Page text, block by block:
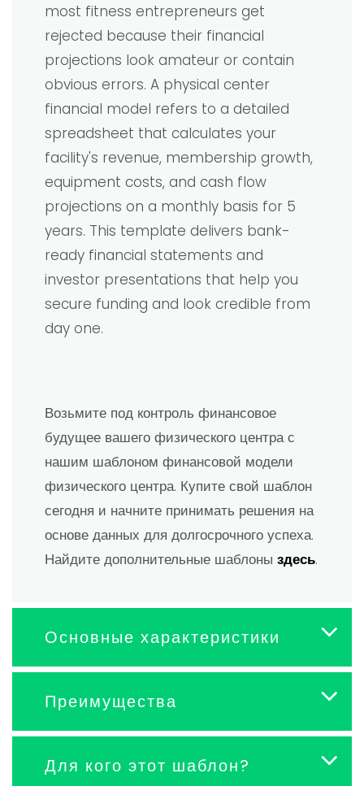
most fitness entrepreneurs get
rejected because their financial
projections look amateur or contain
obvious errors. A physical center
financial model refers to a detailed
spreadsheet that calculates your
facility's revenue, membership growth,
equipment costs, and cash flow
projections on a monthly basis for 5
years. This template delivers bank-
ready financial statements and
investor presentations that help you
secure funding and look credible from
day one.
Возьмите под контроль финансовое
будущее вашего физического центра с
нашим шаблоном финансовой модели
физического центра. Купите свой шаблон
сегодня и начните принимать решения на
основе данных для долгосрочного успеха.
Найдите дополнительные шаблоны здесь.
Основные характеристики
Преимущества
Для кого этот шаблон?